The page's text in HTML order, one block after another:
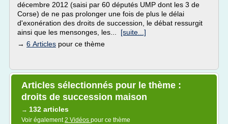
décembre 2012 (saisi par 60 députés UMP dont les 3 de
Corse) de ne pas prolonger une fois de plus le délai
d'exonération des droits de succession, le débat ressurgit
ainsi que les mensonges, les... [suite...]
→ 6 Articles pour ce thème
Articles sélectionnés pour le thème :
droits de succession maison
→ 132 articles
Voir également2 Vidéos pour ce thème